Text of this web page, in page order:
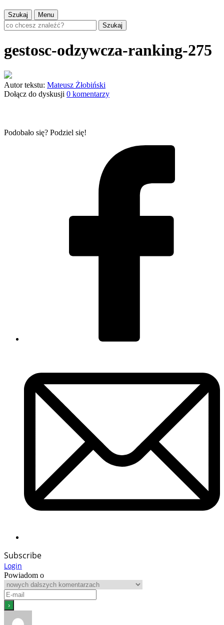
Szukaj
Menu
Szukaj
gestosc-odzywcza-ranking-275
Autor tekstu: Mateusz Żłobiński
Dołącz do dyskusji 0 komentarzy
Podobało się? Podziel się!
Subscribe
Login
Powiadom o